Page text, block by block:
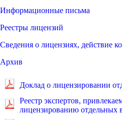
Информационные письма
Реестры лицензий
Сведения о лицензиях, действие
Архив
Доклад о лицензировании
Реестр экспертов,
лицензированию отдельных